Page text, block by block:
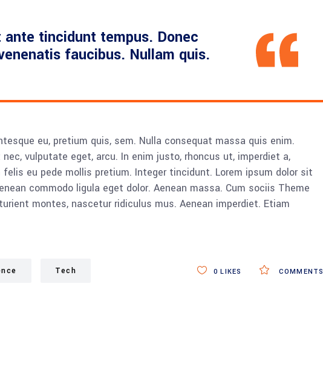
tincidunt tempus. Donec
faucibus. Nullam quis.
eu, pretium quis, sem. Nulla consequat massa quis enim.
vulputate eget, arcu. In enim justo, rhoncus ut, imperdiet a,
eu pede mollis pretium. Integer tincidunt. Lorem ipsum dolor sit
commodo ligula eget dolor. Aenean massa. Cum sociis Theme
montes, nascetur ridiculus mus. Aenean imperdiet. Etiam
Tech COMMENTS
0 LIKES